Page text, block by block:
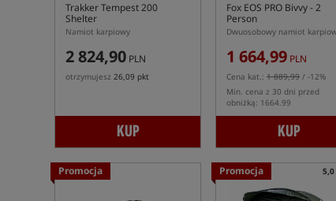
Trakker Tempest 200
Shelter
Namiot karpiowy
2 824,90 PLN
otrzymujesz 26,09 pkt
KUP
Fox EOS PRO Bivvy - 2
Person
Dwuosobowy namiot
1 664,99 PLN
Cena kat.: 1 889,99 / -12%
Min. cena z 30 dni przed
obniżką: 1664.99
KUP
Promocja Promocja 5,0